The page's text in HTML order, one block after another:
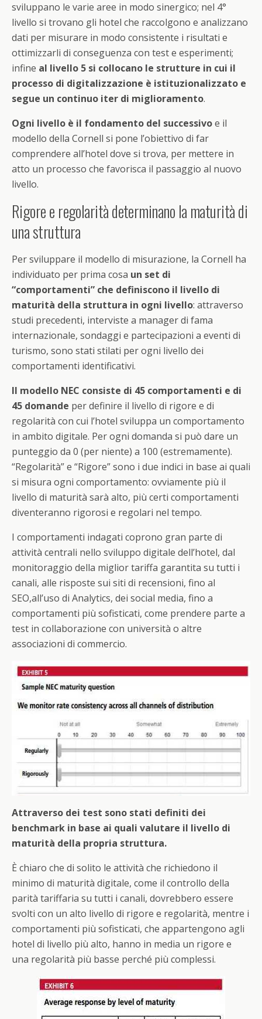
sviluppano le varie aree in modo sinergico; nel 4°
livello si trovano gli hotel che raccolgono e analizzano
dati per misurare in modo consistente i risultati e
ottimizzarli di conseguenza con test e esperimenti;
infine al livello 5 si collocano le strutture in cui il
processo di digitalizzazione è istituzionalizzato e
segue un continuo iter di miglioramento.
Ogni livello è il fondamento del successivoe il
modello della Cornell si pone l’obiettivo di far
comprendere all’hotel dove si trova, per mettere in
atto un processo che favorisca il passaggio al nuovo
livello.
Rigore e regolarità determinano la maturità di
una struttura
Per sviluppare il modello di misurazione, la Cornell ha
individuato per prima cosa un set di
“comportamenti” che definiscono il livello di
maturità della struttura in ogni livello: attraverso
studi precedenti, interviste a manager di fama
internazionale, sondaggi e partecipazioni a eventi di
turismo, sono stati stilati per ogni livello dei
comportamenti identificativi.
Il modello NEC consiste di 45 comportamenti e di
45 domande per definire il livello di rigore e di
regolarità con cui l’hotel sviluppa un comportamento
in ambito digitale. Per ogni domanda si può dare un
punteggio da 0 (per niente) a 100 (estremamente).
“Regolarità” e “Rigore” sono i due indici in base ai quali
si misura ogni comportamento: ovviamente più il
livello di maturità sarà alto, più certi comportamenti
diventeranno rigorosi e regolari nel tempo.
I comportamenti indagati coprono gran parte di
attività centrali nello sviluppo digitale dell’hotel, dal
monitoraggio della miglior tariffa garantita su tutti i
canali, alle risposte sui siti di recensioni, fino al
SEO,all’uso di Analytics, dei social media, fino a
comportamenti più sofisticati, come prendere parte a
test in collaborazione con università o altre
associazioni di commercio.
Attraverso dei test sono stati definiti dei
benchmark in base ai quali valutare il livello di
maturità della propria struttura.
È chiaro che di solito le attività che richiedono il
minimo di maturità digitale, come il controllo della
parità tariffaria su tutti i canali, dovrebbero essere
svolti con un alto livello di rigore e regolarità, mentre i
comportamenti più sofisticati, che appartengono agli
hotel di livello più alto, hanno in media un rigore e
una regolarità più basse perché più complessi.